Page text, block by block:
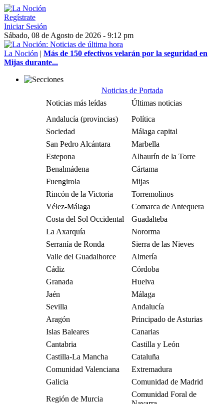
Regístrate
Iniciar Sesión
Sábado, 08 de Agosto de 2026 - 9:12 pm
La Noción | Más de 150 efectivos velarán por la seguridad en
Mijas durante...
Noticias de Portada
Noticias más leídas
Últimas noticias
Andalucía (provincias)
Política
Sociedad
Málaga capital
San Pedro Alcántara
Marbella
Estepona
Alhaurín de la Torre
Benalmádena
Cártama
Fuengirola
Mijas
Rincón de la Victoria
Torremolinos
Vélez-Málaga
Comarca de Antequera
Costa del Sol Occidental
Guadalteba
La Axarquía
Nororma
Serranía de Ronda
Sierra de las Nieves
Valle del Guadalhorce
Almería
Cádiz
Córdoba
Granada
Huelva
Jaén
Málaga
Sevilla
Andalucía
Aragón
Principado de Asturias
Islas Baleares
Canarias
Cantabria
Castilla y León
Castilla-La Mancha
Cataluña
Comunidad Valenciana
Extremadura
Galicia
Comunidad de Madrid
Región de Murcia
Comunidad Foral de